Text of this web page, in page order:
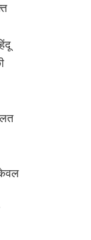
केवल